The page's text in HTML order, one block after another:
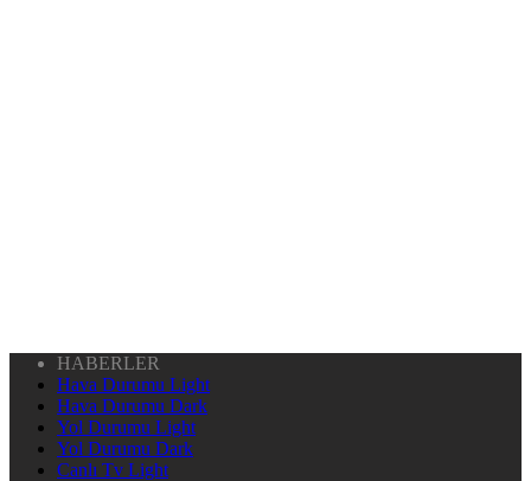
HABERLER
Hava Durumu Light
Hava Durumu Dark
Yol Durumu Light
Yol Durumu Dark
Canlı Tv Light